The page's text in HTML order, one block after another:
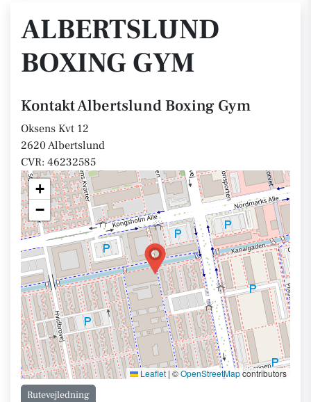
ALBERTSLUND
BOXING GYM
Kontakt Albertslund Boxing Gym
Oksens Kvt 12
2620 Albertslund
CVR: 46232585
+
−
Leaflet | ©OpenStreetMapcontributors
Rutevejledning